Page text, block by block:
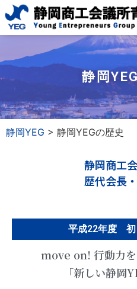
静岡
静岡YEG > 静岡YEGの歴史
静岡商工
歴代会長
平成22年度
move on! 行動力
「新しい静岡